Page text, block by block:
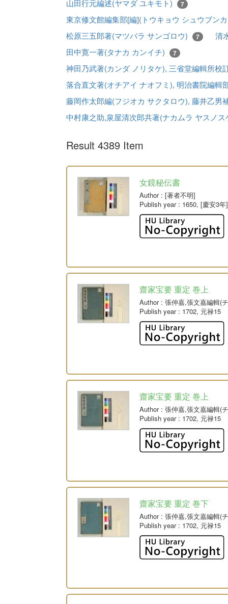
山田行元編述(ヤマダ ユキモト) 7
東京修文館編集部[編](トウキョウ シュウブン
松原三五郎著(マツバラ サンゴロウ)
7
清
田中寛一著(タナカ カンイチ)
7
神田乃武著(カンダ ノリタケ), 三省堂編輯所
落合直文著(オチアイ ナオフミ), 明治書院編
藤岡作太郎編(フジオカ サクタロウ), 藤井乙男
中村康之助,泉屋清次郎共著(ナカムラ ヤスノ
Result 4389 Item
女鏡秘伝書
Author: [著者不明]
Publish year: 1650, [慶安3年]
齋家宝要 重定 巻上
Author: 張仲嘉,張文嘉編輯
Publish year: 1702, 元禄15
齋家宝要 重定 巻上
Author: 張仲嘉,張文嘉編輯
Publish year: 1702, 元禄15
齋家宝要 重定 巻下
Author: 張仲嘉,張文嘉編輯
Publish year: 1702, 元禄15